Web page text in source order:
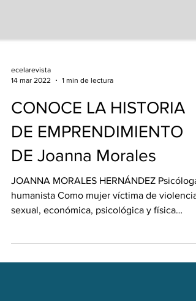
ecelarevista
14 mar 2022
1 min de lectura
CONOCE LA HISTORIA
DE EMPRENDIMIENTO
DE Joanna Morales
JOANNA MORALES HERNÁNDEZ Psicóloga
sexual, económica, psicológica y física